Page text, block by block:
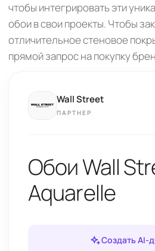
чтобы интегрировать эти
обои в свои проекты. Чтобы
отличительное стеновое
прямой запрос на покупку
Wall Street
ПАРТНЕР
Обои Wall
Aquarelle
Создать AI-